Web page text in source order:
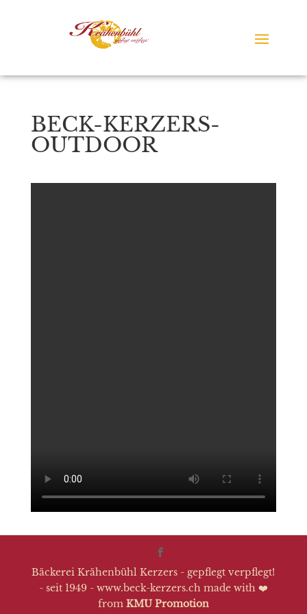
BECK-KERZERS-
OUTDOOR
Bäckerei Krähenbühl Kerzers - gepflegt verpflegt!
- seit 1949 - www.beck-kerzers.ch made with ❤️
from KMU Promotion